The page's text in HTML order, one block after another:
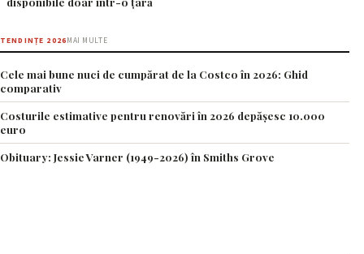
TENDINȚE 2026MAI MULTE
Cele mai bune nuci de cumpărat de la Costco în 2026: Ghid
comparativ
Costurile estimative pentru renovări în 2026 depășesc 10.000
euro
Obituary: Jessie Varner (1949-2026) în Smiths Grove